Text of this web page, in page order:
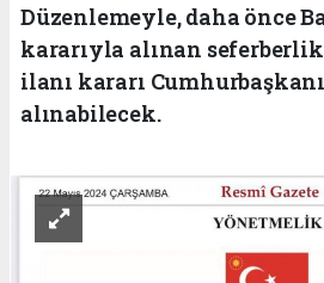
Düzenlemeyle, daha önce
kararıyla alınan
ilanı kararı
alınabilecek.